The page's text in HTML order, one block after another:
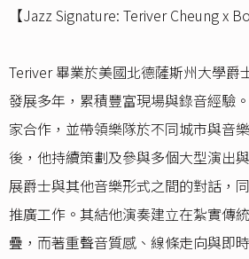
【Jazz Signature: Teriver Cheung x
Teriver 畢業於美國北德薩斯州大學爵
發展多年，累積豐富現場與錄音經驗
家合作，並帶領樂隊於不同城市與音
後，他持續策劃及參與多個大型演出
展爵士與其他音樂形式之間的對話，
推廣工作。其結他演奏建立在紮實傳
疊，而著重聲音質感、線條走向與即